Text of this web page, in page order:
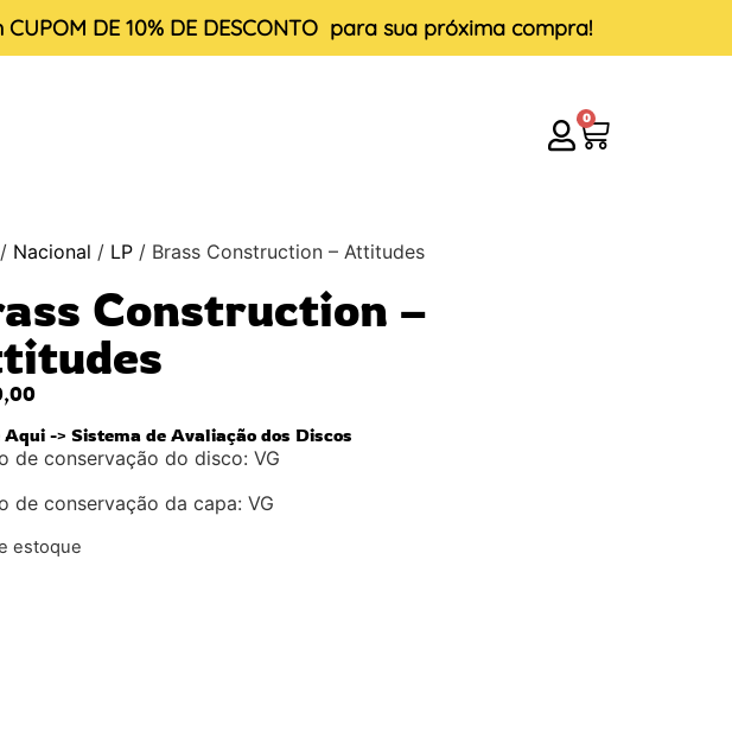
CUPOM DE 10% DE DESCONTO para sua próxima compra!
0
/ Nacional / LP / Brass Construction – Attitudes
Construction –
Aqui -> Sistema de Avaliação dos Discos
de conservação do disco: VG
de conservação da capa: VG
estoque